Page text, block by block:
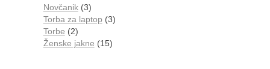
Novčanik 3
Torba za laptop
3
Torbe
2
Ženske jakne
15